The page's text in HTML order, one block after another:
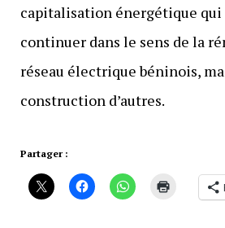
capitalisation énergétique
continuer dans le sens de la
réseau électrique béninois,
construction d’autres.
Partager :